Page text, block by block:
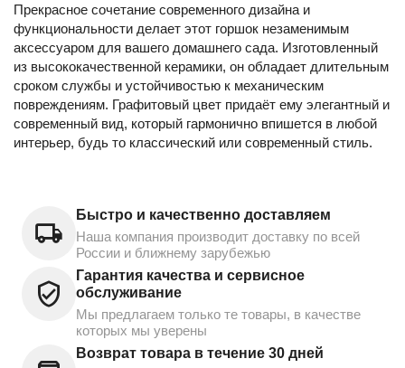
Прекрасное сочетание современного дизайна и
функциональности делает этот горшок незаменимым
аксессуаром для вашего домашнего сада. Изготовленный
из высококачественной керамики, он обладает длительным
сроком службы и устойчивостью к механическим
повреждениям. Графитовый цвет придаёт ему элегантный и
современный вид, который гармонично впишется в любой
интерьер, будь то классический или современный стиль.
Быстро и качественно доставляем
Наша компания производит доставку по всей
России и ближнему зарубежью
Гарантия качества и сервисное
обслуживание
Мы предлагаем только те товары, в качестве
которых мы уверены
Возврат товара в течение 30 дней